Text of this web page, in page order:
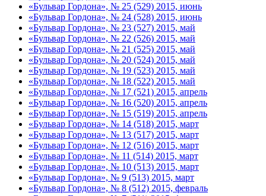
«Бульвар Гордона», № 25 (529) 2015, июнь
«Бульвар Гордона», № 24 (528) 2015, июнь
«Бульвар Гордона», № 23 (527) 2015, май
«Бульвар Гордона», № 22 (526) 2015, май
«Бульвар Гордона», № 21 (525) 2015, май
«Бульвар Гордона», № 20 (524) 2015, май
«Бульвар Гордона», № 19 (523) 2015, май
«Бульвар Гордона», № 18 (522) 2015, май
«Бульвар Гордона», № 17 (521) 2015, апрель
«Бульвар Гордона», № 16 (520) 2015, апрель
«Бульвар Гордона», № 15 (519) 2015, апрель
«Бульвар Гордона», № 14 (518) 2015, март
«Бульвар Гордона», № 13 (517) 2015, март
«Бульвар Гордона», № 12 (516) 2015, март
«Бульвар Гордона», № 11 (514) 2015, март
«Бульвар Гордона», № 10 (513) 2015, март
«Бульвар Гордона», № 9 (513) 2015, март
«Бульвар Гордона», № 8 (512) 2015, февраль